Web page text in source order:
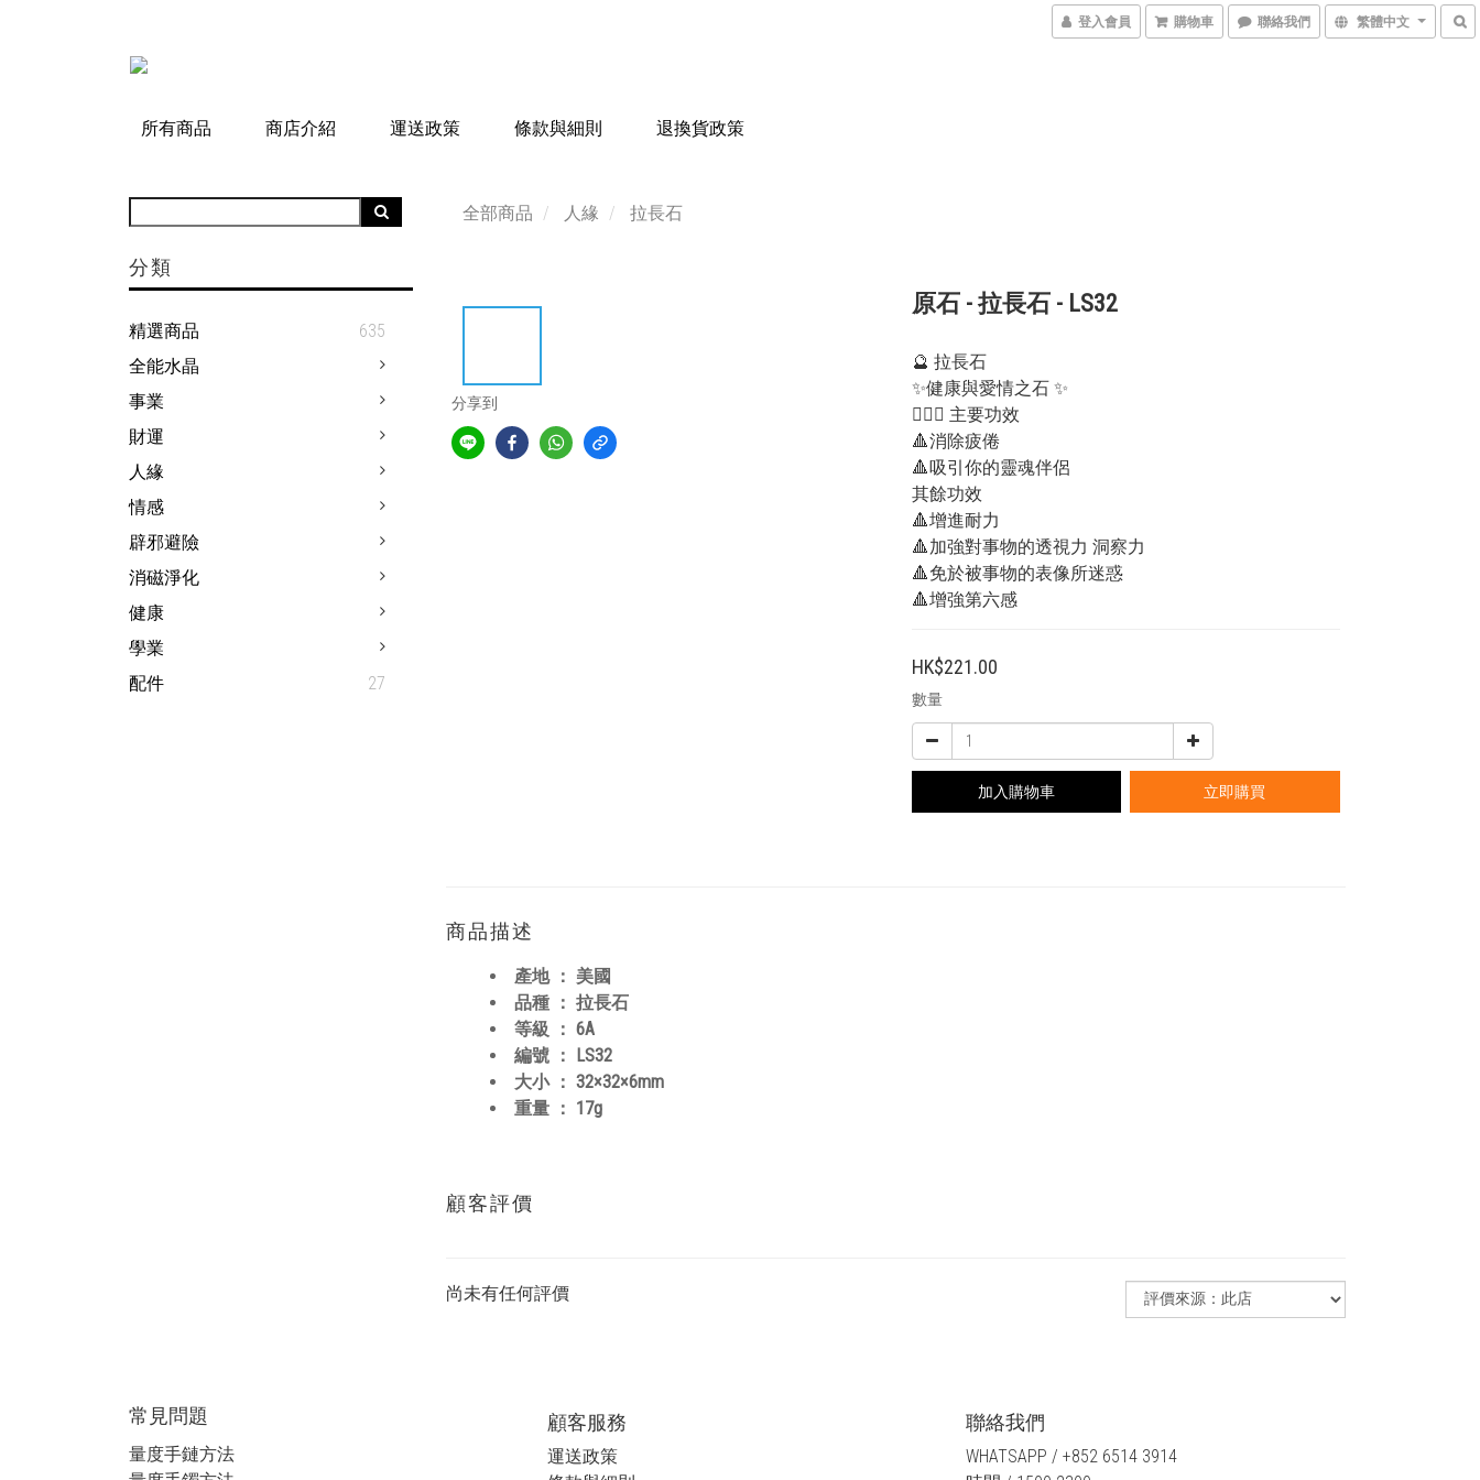
登入會員 購物車 聯絡我們 繁體中文
所有商品 商店介紹 運送政策 條款與細則 退換貨政策
分類
精選商品
635
全能水晶
事業
財運
人緣
情感
辟邪避險
消磁淨化
健康
學業
配件
27
全部商品 人緣 拉長石
分享到
原石 - 拉長石 - LS32
🔮 拉長石
✨健康與愛情之石 ✨
💁🏻‍♀️ 主要功效
🔺消除疲倦
🔺吸引你的靈魂伴侶
其餘功效
🔺增進耐力
🔺加強對事物的透視力 洞察力
🔺免於被事物的表像所迷惑
🔺增強第六感
HK$221.00
數量
加入購物車 立即購買
商品描述
產地 ： 美國
品種 ： 拉長石
等級 ： 6A
編號 ： LS32
大小 ： 32×32×6mm
重量 ： 17g
顧客評價
尚未有任何評價
常見問題
量度手鏈方法
顧客服務
運送政策
聯絡我們
WHATSAPP / +852 6514 3914